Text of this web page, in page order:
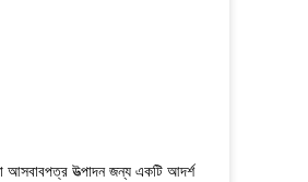
আসবাবপত্র উত্পাদন জন্য একটি আদর্শ